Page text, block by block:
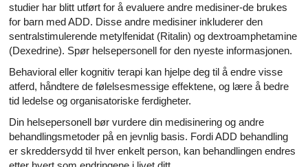
studier har blitt utført for å evaluere andre medisiner-de brukes
for barn med ADD. Disse andre medisiner inkluderer den
sentralstimulerende metylfenidat (Ritalin) og dextroamphetamine
(Dexedrine). Spør helsepersonell for den nyeste informasjonen.
Behavioral eller kognitiv terapi kan hjelpe deg til å endre visse
atferd, håndtere de følelsesmessige effektene, og lære å bedre
tid ledelse og organisatoriske ferdigheter.
Din helsepersonell bør vurdere din medisinering og andre
behandlingsmetoder på en jevnlig basis. Fordi ADD behandling
er skreddersydd til hver enkelt person, kan behandlingen endres